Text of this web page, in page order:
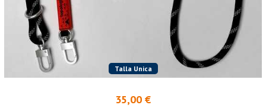
Talla Unica
35,00 €